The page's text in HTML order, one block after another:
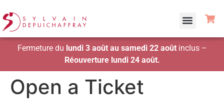
Fermeture du lundi 3 août au samedi 22 aoûtinclus –
Réouverture lundi 24 août.
Open a Ticket